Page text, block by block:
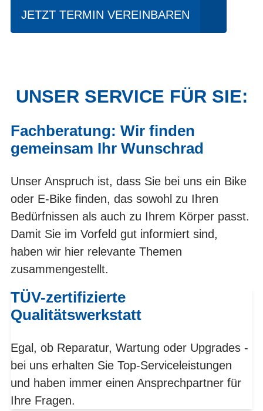
JETZT TERMIN VEREINBAREN
UNSER SERVICE FÜR SIE:
Fachberatung: Wir finden
gemeinsam Ihr Wunschrad
Unser Anspruch ist, dass Sie bei uns ein Bike
oder E-Bike finden, das sowohl zu Ihren
Bedürfnissen als auch zu Ihrem Körper passt.
Damit Sie im Vorfeld gut informiert sind,
haben wir hier relevante Themen
zusammengestellt.
TÜV-zertifizierte
Qualitätswerkstatt
Egal, ob Reparatur, Wartung oder Upgrades -
bei uns erhalten Sie Top-Serviceleistungen
und haben immer einen Ansprechpartner für
Ihre Fragen.